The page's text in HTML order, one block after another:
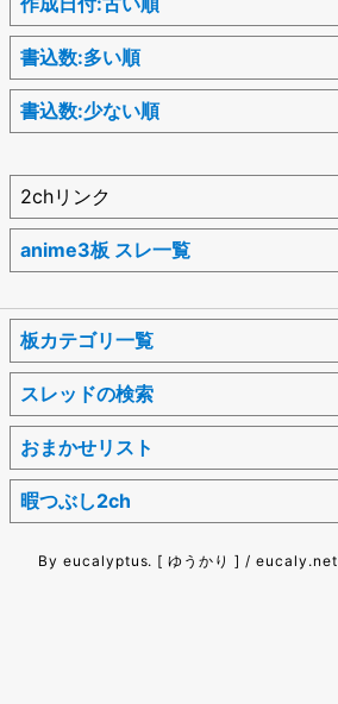
書込数:多い順
書込数:少ない順
2chリンク
anime3板 スレ一覧
板カテゴリ一覧
スレッドの検索
おまかせリスト
暇つぶし2ch
By eucalyptus. [ ゆうかり ] / eucaly.net